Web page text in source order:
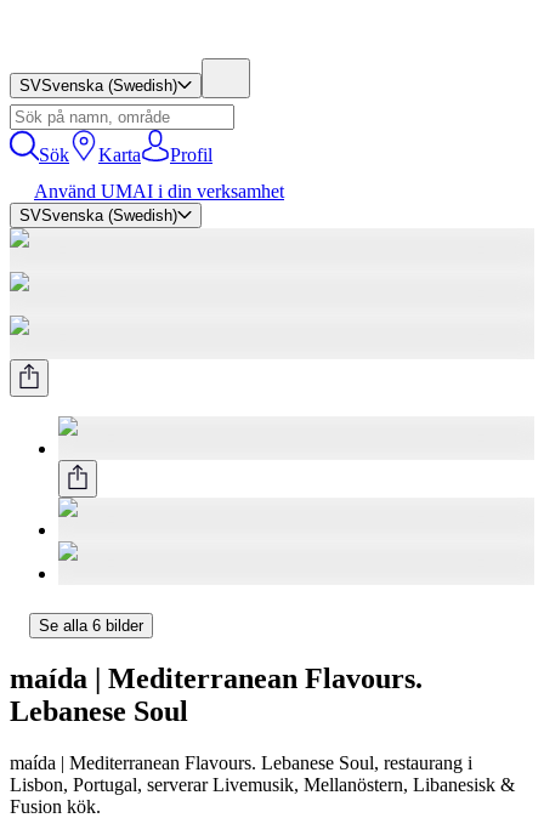
SVSvenska (Swedish)
Sök Karta
Profil
Använd UMAI i din verksamhet
SVSvenska (Swedish)
Se alla 6 bilder
maída | Mediterranean Flavours.
Lebanese Soul
maída | Mediterranean Flavours. Lebanese Soul, restaurang i
Lisbon, Portugal, serverar Livemusik, Mellanöstern, Libanesisk &
Fusion kök.